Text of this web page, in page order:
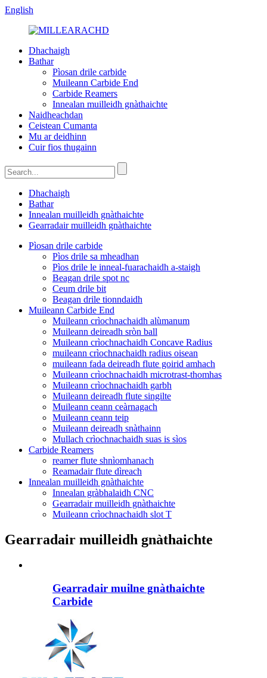
English
Dhachaigh
Bathar
Pìosan drile carbide
Muileann Carbide End
Carbide Reamers
Innealan muilleidh gnàthaichte
Naidheachdan
Ceistean Cumanta
Mu ar deidhinn
Cuir fios thugainn
Dhachaigh
Bathar
Innealan muilleidh gnàthaichte
Gearradair muilleidh gnàthaichte
Pìosan drile carbide
Pìos drile sa mheadhan
Pìos drile le inneal-fuarachaidh a-staigh
Beagan drile spot nc
Ceum drile bit
Beagan drile tionndaidh
Muileann Carbide End
Muileann crìochnachaidh alùmanum
Muileann deireadh sròn ball
Muileann crìochnachaidh Concave Radius
muileann crìochnachaidh radius oisean
muileann fada deireadh flute goirid amhach
Muileann crìochnachaidh microtrast-thomhas
Muileann crìochnachaidh garbh
Muileann deireadh flute singilte
Muileann ceann ceàrnagach
Muileann ceann teip
Muileann deireadh snàthainn
Mullach crìochnachaidh suas is sìos
Carbide Reamers
reamer flute shnìomhanach
Reamadair flute dìreach
Innealan muilleidh gnàthaichte
Innealan gràbhalaidh CNC
Gearradair muilleidh gnàthaichte
Muileann crìochnachaidh slot T
Gearradair muilleidh gnàthaichte
Gearradair muilne gnàthaichte
Carbide